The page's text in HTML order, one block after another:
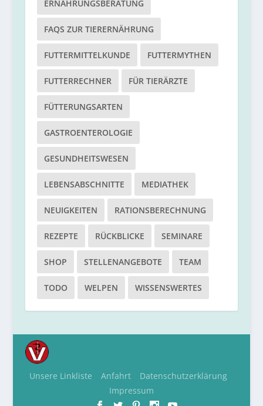
ERNÄHRUNGSBERATUNG
FAQS ZUR TIERERNÄHRUNG
FUTTERMITTELKUNDE FUTTERMYTHEN
FUTTERRECHNER FÜR TIERÄRZTE
FÜTTERUNGSARTEN
GASTROENTEROLOGIE
GESUNDHEITSWESEN
LEBENSABSCHNITTE MEDIATHEK
NEUIGKEITEN RATIONSBERECHNUNG
REZEPTE RÜCKBLICKE SEMINARE
SHOP STELLENANGEBOTE TEAM
TODO WELPEN WISSENSWERTES
Unsere Linkliste Anfahrt
Datenschutzerklärung
Impressum